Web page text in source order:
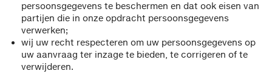
persoonsgegevens te beschermen en dat ook eisen van
partijen die in onze opdracht persoonsgegevens
verwerken;
wij uw recht respecteren om uw persoonsgegevens op
uw aanvraag ter inzage te bieden, te corrigeren of te
verwijderen.